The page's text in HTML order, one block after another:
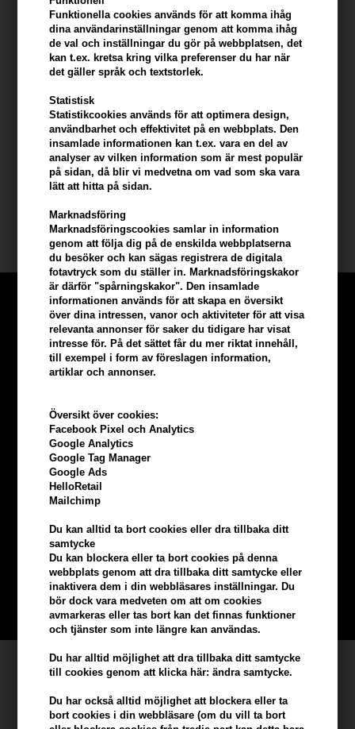
Funktionella cookies används för att komma ihåg
dina användarinställningar genom att komma ihåg
de val och inställningar du gör på webbplatsen, det
kan t.ex. kretsa kring vilka preferenser du har när
det gäller språk och textstorlek.
Statistisk
Statistikcookies används för att optimera design,
användbarhet och effektivitet på en webbplats. Den
insamlade informationen kan t.ex. vara en del av
analyser av vilken information som är mest populär
på sidan, då blir vi medvetna om vad som ska vara
lätt att hitta på sidan.
Marknadsföring
Marknadsföringscookies samlar in information
genom att följa dig på de enskilda webbplatserna
du besöker och kan sägas registrera de digitala
fotavtryck som du ställer in. Marknadsföringskakor
är därför "spårningskakor". Den insamlade
informationen används för att skapa en översikt
över dina intressen, vanor och aktiviteter för att visa
relevanta annonser för saker du tidigare har visat
intresse för. På det sättet får du mer riktat innehåll,
till exempel i form av föreslagen information,
artiklar och annonser.
Översikt över cookies:
Facebook Pixel och Analytics
Google Analytics
Google Tag Manager
Google Ads
HelloRetail
Mailchimp
Du kan alltid ta bort cookies eller dra tillbaka ditt
samtycke
Du kan blockera eller ta bort cookies på denna
webbplats genom att dra tillbaka ditt samtycke eller
inaktivera dem i din webbläsares inställningar. Du
bör dock vara medveten om att om cookies
avmarkeras eller tas bort kan det finnas funktioner
och tjänster som inte längre kan användas.
Du har alltid möjlighet att dra tillbaka ditt samtycke
till cookies genom att klicka här: ändra samtycke.
Du har också alltid möjlighet att blockera eller ta
bort cookies i din webbläsare (om du vill ta bort
Den milda formeln är lämplig för fint till normalt hår och tar bort talg
och föroreningar från hårbotten och hårfibrerna. Det rengör,
lugnar och återfuktar håret försiktigt från rot till spets och lämnar
det lätt och luftigt. Formeln, berikad med en kombination av
och gör dem motståndskraftiga mot håravfall.
Håret är klart för behandling och ser mer förstärkt ut med ett
fylligare och hälsosammare utseende.
Kerastase
Tjäna5% bonus
beställning
Bli en del av vår kundklubb gratis och få rabatter när du handlar
BLI EN GRATIS MEDLEM HÄR
Kundservice
Hair247
Frisenborgvej 6A